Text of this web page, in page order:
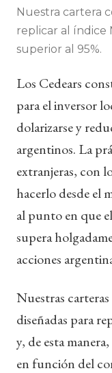
Nuestra cartera
replicar al índice
superior al 95%.
Los Cedears
para el inversor
dolarizarse y
argentinos. La
extranjeras, con
hacerlo desde el
al punto en que
supera
acciones
Nuestras
diseñadas para
y, de esta
en función del